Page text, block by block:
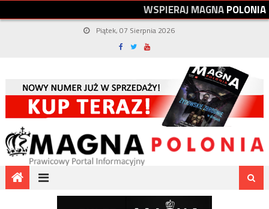
WSPIERAJMAGNAPOLONIA
Piątek, 07 Sierpnia 2026